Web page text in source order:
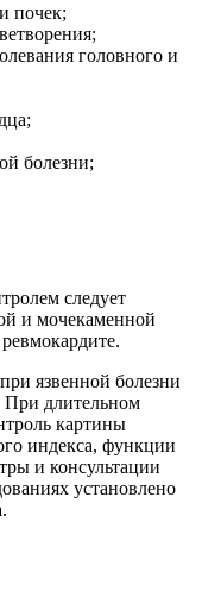
почек;
головного и
болезни;
следует
и мочекаменной
язвенной болезни
При длительном
картины
индекса, функции
и консультации
установлено